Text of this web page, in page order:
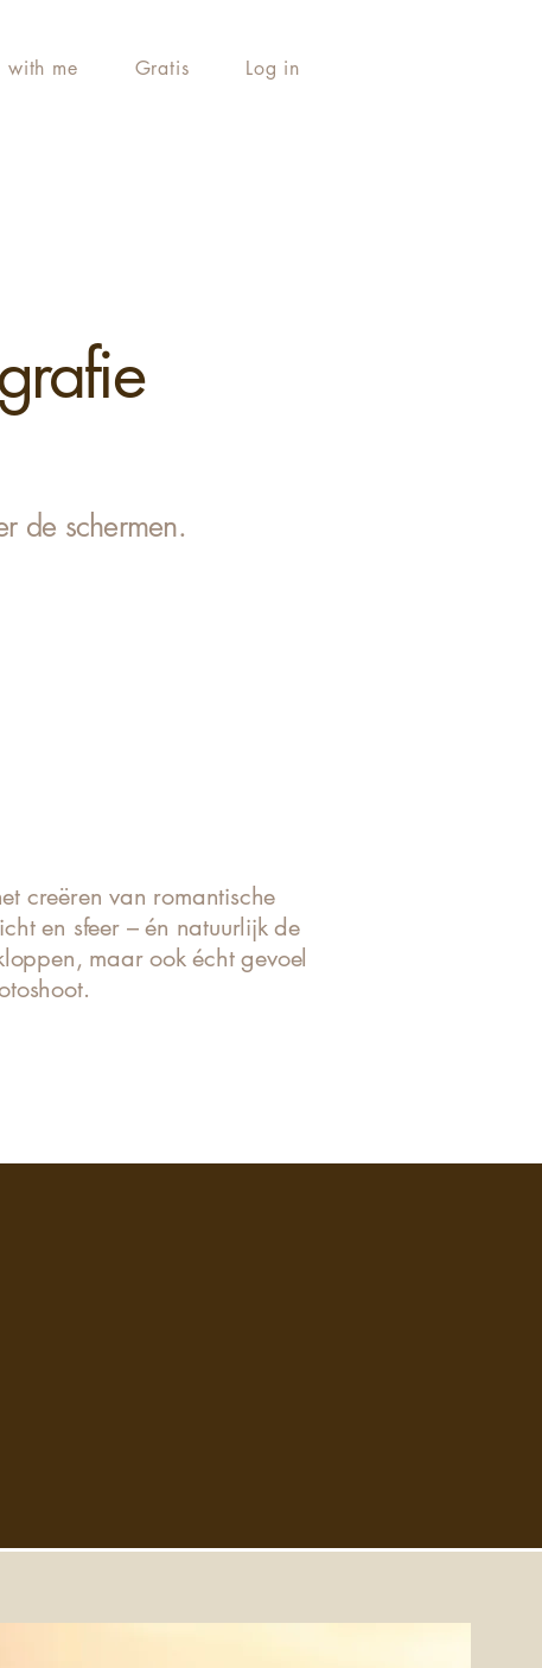
with me Gratis Log in
de schermen.
creëren van romantische
en sfeer – én natuurlijk de
maar ook écht gevoel